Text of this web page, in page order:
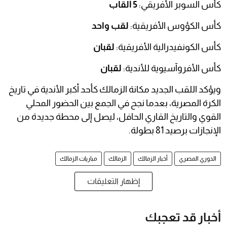
كأس السوبر الأفريقي: 5 ألقاب
كأس الكؤوس الأفريقية: لقب واحد
كأس الكونفيدرالية الأفريقية: لقبان
كأس الأفروآسيوية للأندية: لقبان
ويؤكد اللقب الجديد مكانة الزمالك كأحد أكبر الأندية في تاريخ
الكرة المصرية، بعدما نجح في الجمع بين الحضور المحلي
القوي والتاريخ القاري الحافل، ليصل إلى محطة جديدة من
الإنجازات برصيد 81 بطولة.
الدوري المصري أخبار الزمالك الزمالك مباريات الزمالك
إظهار التعليقات
أخبار قد تعجبك